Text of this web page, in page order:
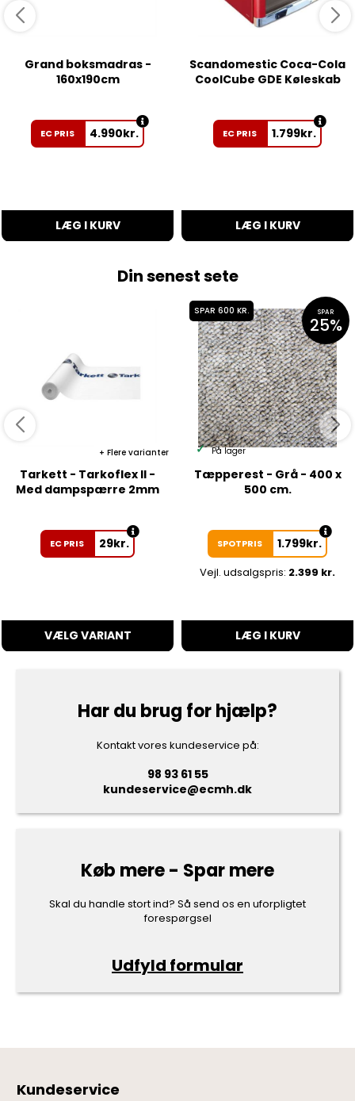
Grand boksmadras -
160x190cm
EC PRIS 4.990kr.
LÆG I KURV
Scandomestic Coca-Cola
CoolCube GDE Køleskab
EC PRIS 1.799kr.
LÆG I KURV
Din senest sete
Flere varianter
Tarkett - Tarkoflex II -
Med dampspærre 2mm
EC PRIS 29kr.
VÆLG VARIANT
SPAR 600 KR. SPAR
25%
På lager
Tæpperest - Grå - 400 x
500 cm.
SPOTPRIS 1.799kr.
Vejl. udsalgspris: 2.399 kr.
LÆG I KURV
Har du brug for hjælp?
Kontakt vores kundeservice på:
98 93 61 55
kundeservice@ecmh.dk
Køb mere - Spar mere
Skal du handle stort ind? Så send os en uforpligtet
forespørgsel
Udfyld formular
Kundeservice